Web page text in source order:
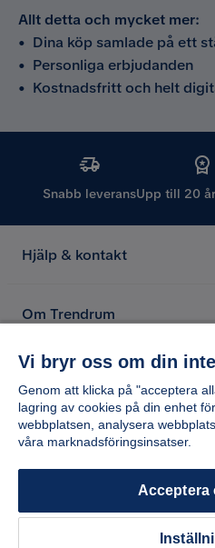
Allt detta och mycket mer:
• Dina köp samlade på ett
• Personliga erbjudanden
• Kostnadsfritt och helt
Snabb leveransUpp till 20
Hjälp & kontakt
Om Trendrum
Vi bryr oss om din
Genom att klicka på "acceptera
lagring av cookies på din enhet
webbplatsen, analysera
våra marknadsföringsinsatser.
Acceptera